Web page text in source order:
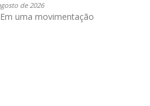
de 2026
uma movimentação